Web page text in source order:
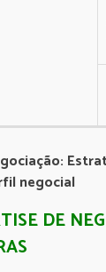
negocial
DE